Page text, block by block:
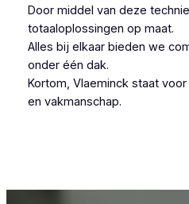
Door middel van deze
totaaloplossingen op maat.
Alles bij elkaar bieden we
onder één dak.
Kortom, Vlaeminck staat
en vakmanschap.